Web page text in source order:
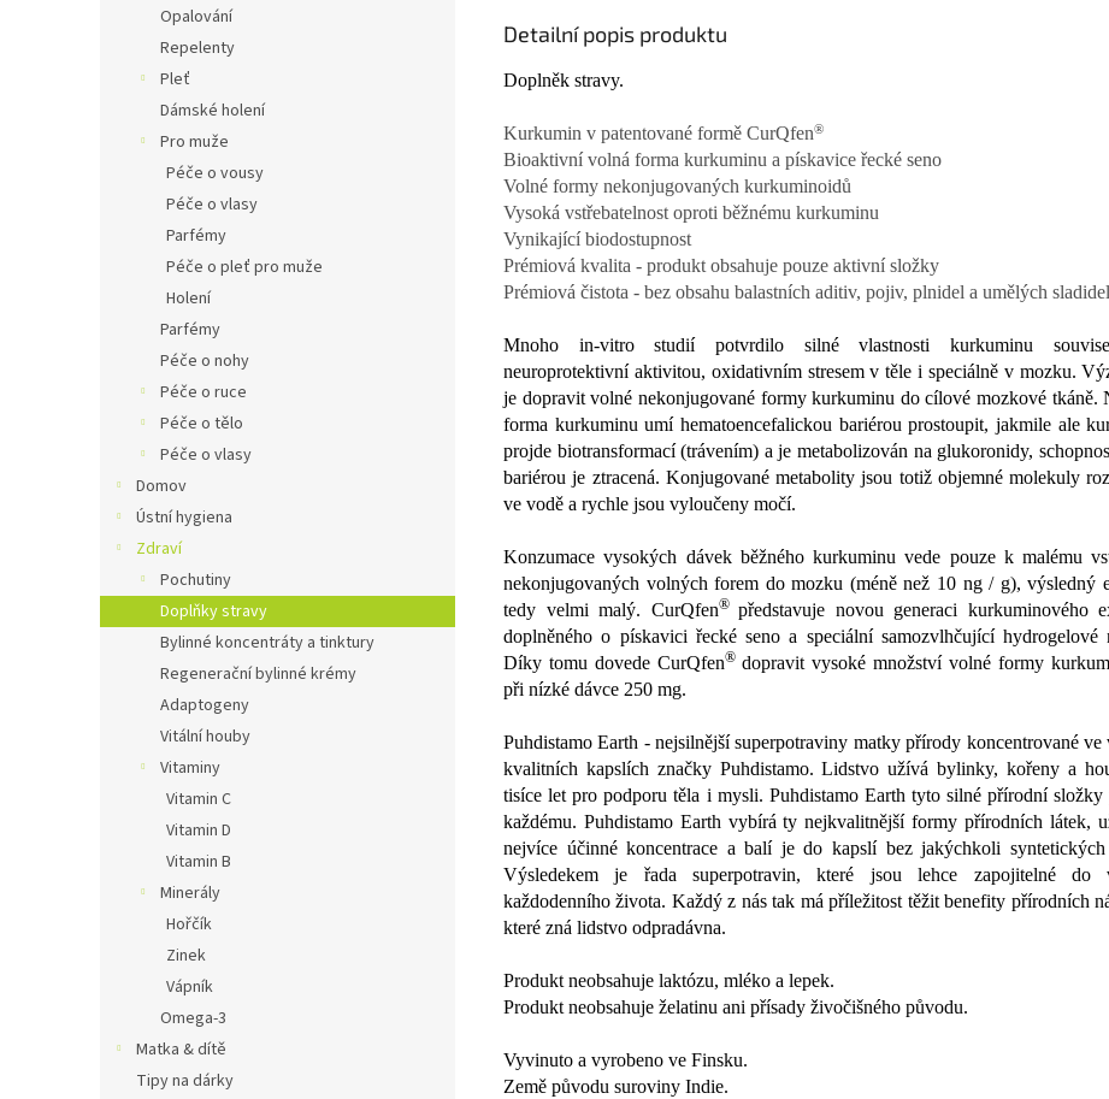
Opalování
Repelenty
Pleť
Dámské holení
Pro muže
Péče o vousy
Péče o vlasy
Parfémy
Péče o pleť pro muže
Holení
Parfémy
Péče o nohy
Péče o ruce
Péče o tělo
Péče o vlasy
Domov
Ústní hygiena
Zdraví
Pochutiny
Doplňky stravy
Bylinné koncentráty a tinktury
Regenerační bylinné krémy
Adaptogeny
Vitální houby
Vitaminy
Vitamin C
Vitamin D
Vitamin B
Minerály
Hořčík
Zinek
Vápník
Omega-3
Matka & dítě
Tipy na dárky
Detailní popis produktu
Doplněk stravy.
Kurkumin v patentované formě CurQfen®
Bioaktivní volná forma kurkuminu a pískavice řecké seno
Volné formy nekonjugovaných kurkuminoidů
Vysoká vstřebatelnost oproti běžnému kurkuminu
Vynikající biodostupnost
Prémiová kvalita - produkt obsahuje pouze aktivní složky
Prémiová čistota - bez obsahu balastních aditiv, pojiv, plnidel a umělých sladidel
Mnoho in-vitro studií potvrdilo silné vlastnosti kurkuminu
neuroprotektivní aktivitou, oxidativním stresem v těle i speciálně v mozku.
je dopravit volné nekonjugované formy kurkuminu do cílové mozkové tkáně.
forma kurkuminu umí hematoencefalickou bariérou prostoupit, jakmile ale
projde biotransformací (trávením) a je metabolizován na glukoronidy,
bariérou je ztracená. Konjugované metabolity jsou totiž objemné molekuly
ve vodě a rychle jsou vyloučeny močí.
Konzumace vysokých dávek běžného kurkuminu vede pouze k malému
nekonjugovaných volných forem do mozku (méně než 10 ng / g), výsledný
tedy velmi malý. CurQfen®představuje novou generaci kurkuminového
doplněného o pískavici řecké seno a speciální samozvlhčující hydrogelové
Díky tomu dovede CurQfen® dopravit vysoké množství volné formy
při nízké dávce 250 mg.
Puhdistamo Earth - nejsilnější superpotraviny matky přírody koncentrované ve
kvalitních kapslích značky Puhdistamo. Lidstvo užívá bylinky, kořeny a
tisíce let pro podporu těla i mysli. Puhdistamo Earth tyto silné přírodní složky
každému. Puhdistamo Earth vybírá ty nejkvalitnější formy přírodních látek,
nejvíce účinné koncentrace a balí je do kapslí bez jakýchkoli syntetických
Výsledekem je řada superpotravin, které jsou lehce zapojitelné do
každodenního života. Každý z nás tak má příležitost těžit benefity přírodních
které zná lidstvo odpradávna.
Produkt neobsahuje laktózu, mléko a lepek.
Produkt neobsahuje želatinu ani přísady živočišného původu.
Vyvinuto a vyrobeno ve Finsku.
Země původu suroviny Indie.